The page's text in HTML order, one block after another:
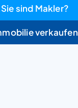
Sie sind Makler?
verkaufen